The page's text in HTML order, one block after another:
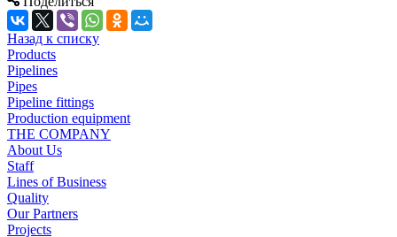
Назад к списку
Products
Pipelines
Pipes
Pipeline fittings
Production equipment
THE COMPANY
About Us
Staff
Lines of Business
Quality
Our Partners
Projects